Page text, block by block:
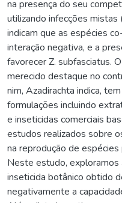
na presença do seu
utilizando infecções
indicam que as espécies
interação negativa, e a
favorecer Z. subfasciatus.
merecido destaque no
nim, Azadirachta indica,
formulações incluindo
e inseticidas comerciais
estudos realizados sobre
na reprodução de
Neste estudo, exploramos
inseticida botânico obtido
negativamente a